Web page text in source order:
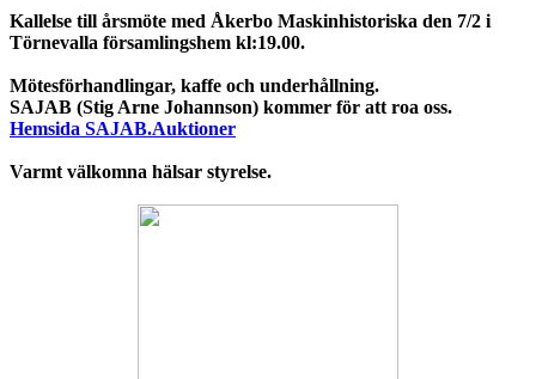
Kallelse till årsmöte med Åkerbo Maskinhistoriska den 7/2 i
Törnevalla församlingshem kl:19.00.
Mötesförhandlingar, kaffe och underhållning.
SAJAB (Stig Arne Johannson) kommer för att roa oss.
Hemsida SAJAB.Auktioner
Varmt välkomna hälsar styrelse.